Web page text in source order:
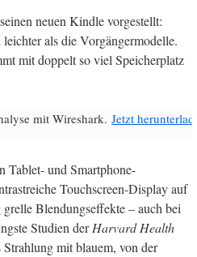
neuen Kindle vorgestellt:
als die Vorgängermodelle.
mit doppelt so viel Speicherplatz
mit Wireshark. Jetzt
Tablet- und Smartphone-
Touchscreen-Display auf
Blendungseffekte – auch bei
Studien derHarvard Health
Strahlung mit blauem, von der